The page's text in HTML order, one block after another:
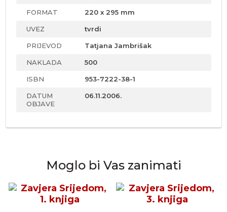
FORMAT 220 x 295 mm
UVEZ tvrdi
PRIJEVOD Tatjana Jambrišak
NAKLADA 500
ISBN 953-7222-38-1
DATUM
OBJAVE
06.11.2006.
Moglo bi Vas zanimati